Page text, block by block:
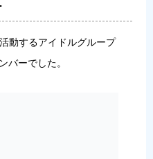
動するアイドルグループ
バーでした。